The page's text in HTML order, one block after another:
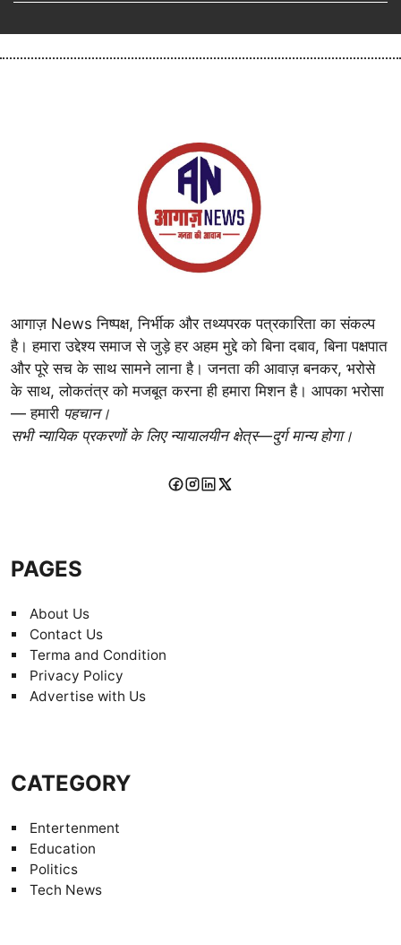
आगाज़ News निष्पक्ष, निर्भीक और तथ्यपरक पत्रकारिता का संकल्प
है। हमारा उद्देश्य समाज से जुड़े हर अहम मुद्दे को बिना दबाव, बिना पक्षपात
और पूरे सच के साथ सामने लाना है। जनता की आवाज़ बनकर, भरोसे
के साथ, लोकतंत्र को मजबूत करना ही हमारा मिशन है। आपका भरोसा
— हमारी पहचान।
सभी न्यायिक प्रकरणों के लिए न्यायालयीन क्षेत्र—दुर्ग मान्य होगा।
PAGES
About Us
Contact Us
Terma and Condition
Privacy Policy
Advertise with Us
CATEGORY
Entertenment
Education
Politics
Tech News